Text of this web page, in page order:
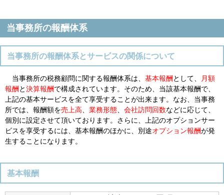
当事務所の報酬体系
当事務所の報酬体系とサービスの関係について
当事務所の税務顧問に関する報酬体系は、 基本報酬 として、
月額
報酬 と決算報酬で構成されています。そのため、当該基本報酬で、
上記の基本サービスを全て享受することが出来ます。なお、当事務
所では、報酬額を売上高 業務形態 会社訪問回数などに応じて、
個別に設定させて頂いております。さらに、上記のオプションサー
ビスを享受するには、基本報酬のほかに、別途オプション報酬が発
生することになります。
基本報酬